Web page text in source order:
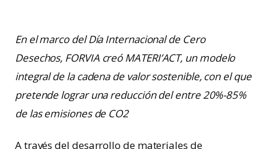
En el marco del Día Internacional de Cero
Desechos, FORVIA creó MATERI’ACT, un modelo
integral de la cadena de valor sostenible, con el que
pretende lograr una reducción del entre 20%-85%
de las emisiones de CO2
A través del desarrollo de materiales de